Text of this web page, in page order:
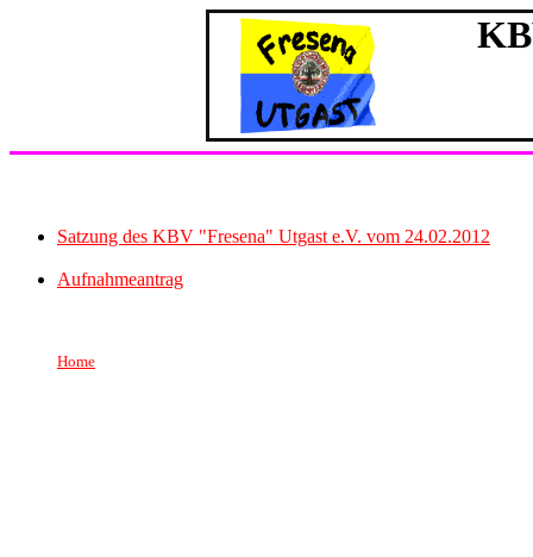
Satzung des KBV "Fresena" Utgast e.V. vom 24.02.2012
Aufnahmeantrag
Home